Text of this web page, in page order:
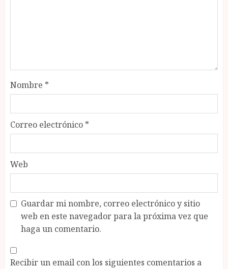
Nombre *
Correo electrónico *
Web
Guardar mi nombre, correo electrónico y sitio
web en este navegador para la próxima vez que
haga un comentario.
Recibir un email con los siguientes comentarios a